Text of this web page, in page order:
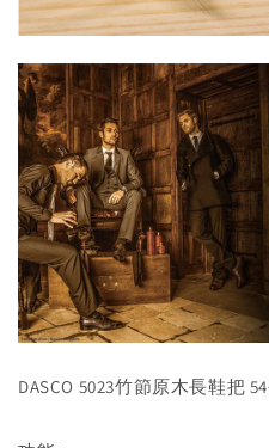
DASCO 5023竹節原木長鞋把